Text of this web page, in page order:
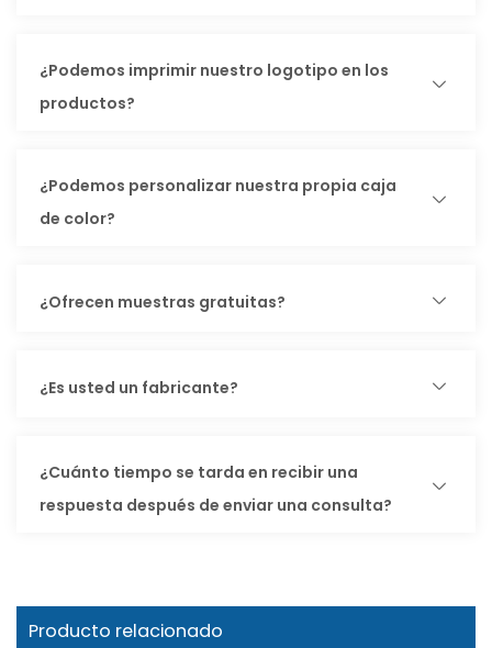
¿Podemos imprimir nuestro logotipo en los
productos?
¿Podemos personalizar nuestra propia caja
de color?
¿Ofrecen muestras gratuitas?
¿Es usted un fabricante?
¿Cuánto tiempo se tarda en recibir una
respuesta después de enviar una consulta?
Producto relacionado